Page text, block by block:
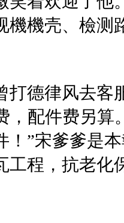
機機壳、檢
打德律风去客
，配件费另算
！”宋爹爹是
工程，抗老